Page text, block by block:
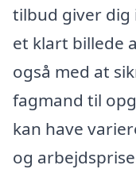
tilbud giver dig
et klart billede
også med at
fagmand til
kan have
og